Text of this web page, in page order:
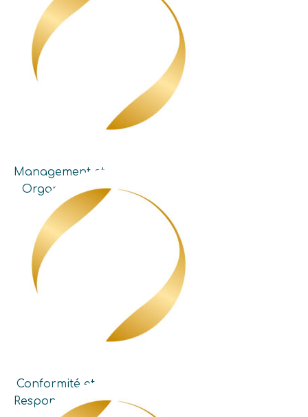
Management et
Organisation
Conformité et
Responsabilité